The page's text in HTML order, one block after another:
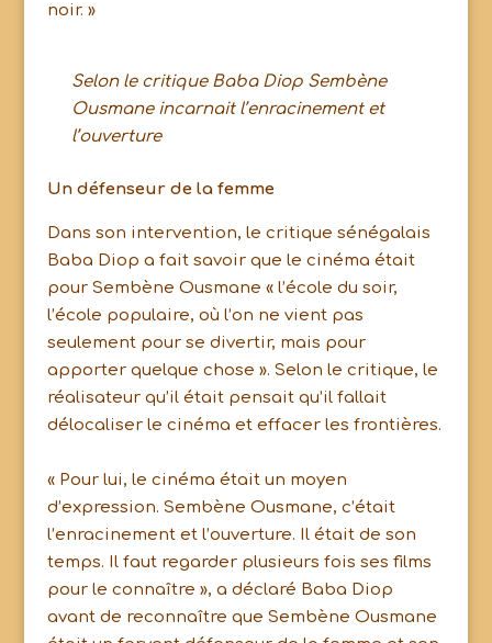
noir. »
Selon le critique Baba Diop Sembène
Ousmane incarnait l’enracinement et
l’ouverture
Un défenseur de la femme
Dans son intervention, le critique sénégalais
Baba Diop a fait savoir que le cinéma était
pour Sembène Ousmane « l’école du soir,
l’école populaire, où l’on ne vient pas
seulement pour se divertir, mais pour
apporter quelque chose ». Selon le critique, le
réalisateur qu’il était pensait qu’il fallait
délocaliser le cinéma et effacer les frontières.
« Pour lui, le cinéma était un moyen
d’expression. Sembène Ousmane, c’était
l’enracinement et l’ouverture. Il était de son
temps. Il faut regarder plusieurs fois ses films
pour le connaître », a déclaré Baba Diop
avant de reconnaître que Sembène Ousmane